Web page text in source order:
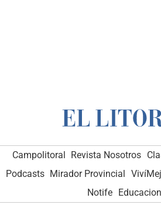
Campolitoral Revista Nosotros
Podcasts Mirador Provincial
Notife